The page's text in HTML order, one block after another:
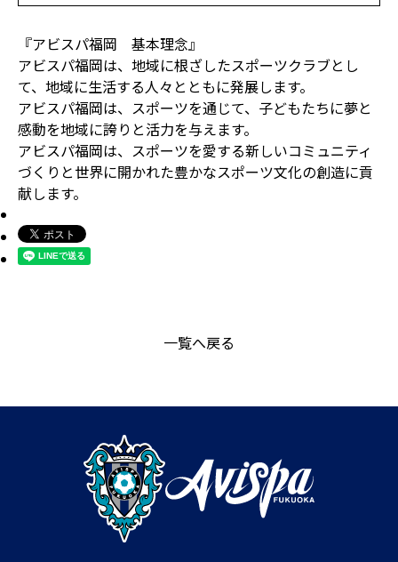
『アビスパ福岡 基本理念』
アビスパ福岡は、地域に根ざしたスポーツクラブとし
て、地域に生活する人々とともに発展します。
アビスパ福岡は、スポーツを通じて、子どもたちに夢と
感動を地域に誇りと活力を与えます。
アビスパ福岡は、スポーツを愛する新しいコミュニティ
づくりと世界に開かれた豊かなスポーツ文化の創造に貢
献します。
一覧へ戻る